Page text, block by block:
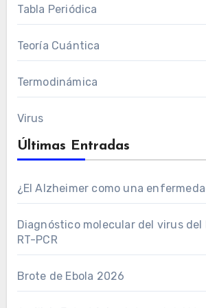
Tabla Periódica
Teoría Cuántica
Termodinámica
Virus
Últimas Entradas
¿El Alzheimer como una
Diagnóstico molecular del virus del
RT-PCR
Brote de Ebola 2026